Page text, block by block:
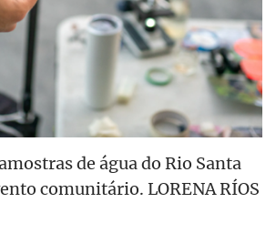
de água do Rio Santa
comunitário. LORENA RÍOS